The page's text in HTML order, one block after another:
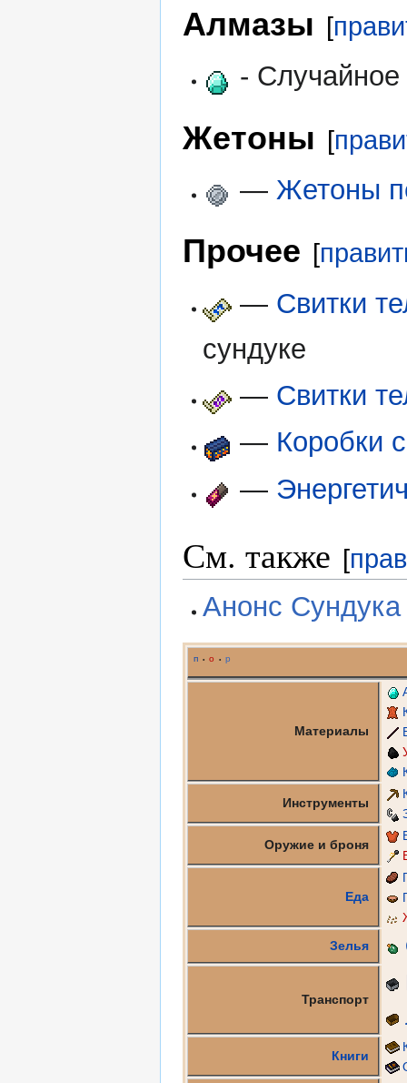
Алмазы [
-
Жетоны [
— Жетоны
Прочее [
— Свитки
сундуке
— Свитки
— Коробки
—
См. также [
Анонс
п • о • р
Материалы
Инструменты
Оружие и броня
Еда
Зелья
Транспорт
Книги